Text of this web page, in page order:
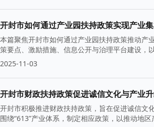
开封市如何通过产业园扶持政策实现产业
本篇聚焦开封市如何通过产业园扶持政策推动产
策要点、激励措施、信息公开与治理平台建设，
2025-11-03
开封市财政扶持政策促进诚信文化与产业
开封市积极推进财政扶持政策，旨在促进诚信文
围绕“613”产业体系，制定相应政策，以推动地